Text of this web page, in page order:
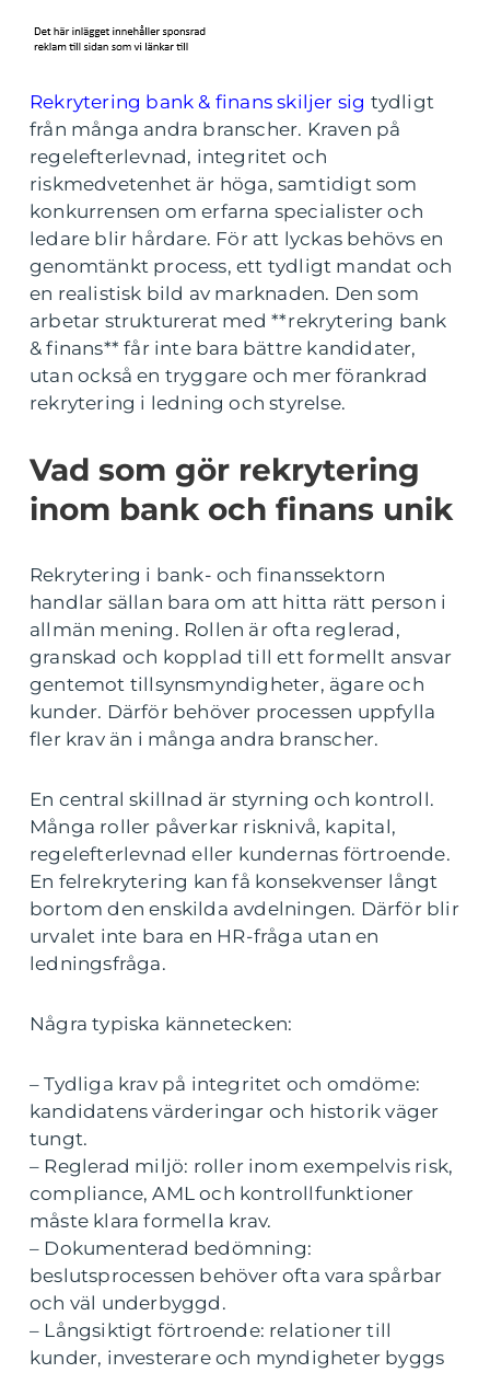
Rekrytering bank & finans skiljer sig tydligt
från många andra branscher. Kraven på
regelefterlevnad, integritet och
riskmedvetenhet är höga, samtidigt som
konkurrensen om erfarna specialister och
ledare blir hårdare. För att lyckas behövs en
genomtänkt process, ett tydligt mandat och
en realistisk bild av marknaden. Den som
arbetar strukturerat med **rekrytering bank
& finans** får inte bara bättre kandidater,
utan också en tryggare och mer förankrad
rekrytering i ledning och styrelse.
Vad som gör rekrytering
inom bank och finans unik
Rekrytering i bank- och finanssektorn
handlar sällan bara om att hitta rätt person i
allmän mening. Rollen är ofta reglerad,
granskad och kopplad till ett formellt ansvar
gentemot tillsynsmyndigheter, ägare och
kunder. Därför behöver processen uppfylla
fler krav än i många andra branscher.
En central skillnad är styrning och kontroll.
Många roller påverkar risknivå, kapital,
regelefterlevnad eller kundernas förtroende.
En felrekrytering kan få konsekvenser långt
bortom den enskilda avdelningen. Därför blir
urvalet inte bara en HR-fråga utan en
ledningsfråga.
Några typiska kännetecken:
– Tydliga krav på integritet och omdöme:
kandidatens värderingar och historik väger
tungt.
– Reglerad miljö: roller inom exempelvis risk,
compliance, AML och kontrollfunktioner
måste klara formella krav.
– Dokumenterad bedömning:
beslutsprocessen behöver ofta vara spårbar
och väl underbyggd.
– Långsiktigt förtroende: relationer till
kunder, investerare och myndigheter byggs